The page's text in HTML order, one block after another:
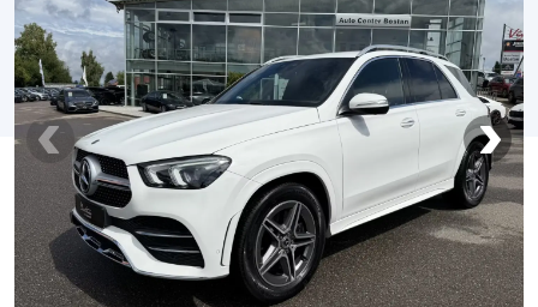
Alte tipuri vehicule
Despre Noi
Contact